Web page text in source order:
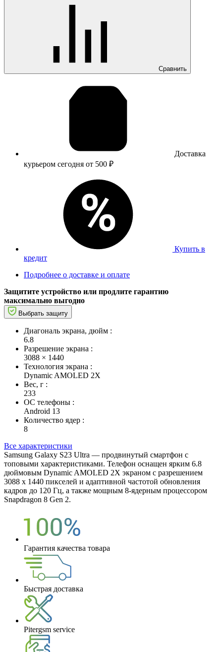
Сравнить
Доставка
курьером сегодня от 500 ₽
Купить в
кредит
Подробнее о доставке и оплате
Защитите устройство или продлите гарантию
максимально выгодно
Выбрать защиту
Диагональ экрана, дюйм :
6.8
Разрешение экрана :
3088 × 1440
Технология экрана :
Dynamic AMOLED 2X
Вес, г :
233
ОС телефоны :
Android 13
Количество ядер :
8
Все характеристики
Samsung Galaxy S23 Ultra — продвинутый смартфон с
топовыми характеристиками. Телефон оснащен ярким 6.8
дюймовым Dynamic AMOLED 2X экраном с разрешением
3088 x 1440 пикселей и адаптивной частотой обновления
кадров до 120 Гц, а также мощным 8-ядерным процессором
Snapdragon 8 Gen 2.
Гарантия качества товара
Быстрая доставка
Pitergsm service